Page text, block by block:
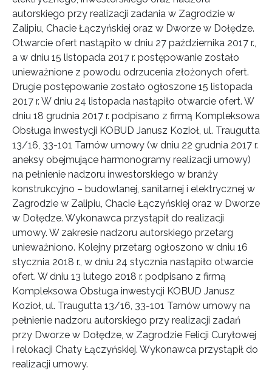
autorskiego przy realizacji zadania w Zagrodzie w
Zalipiu, Chacie Łączyńskiej oraz w Dworze w Dołędze.
Otwarcie ofert nastąpiło w dniu 27 października 2017 r.,
a w dniu 15 listopada 2017 r. postępowanie zostało
unieważnione z powodu odrzucenia złożonych ofert.
Drugie postępowanie zostało ogłoszone 15 listopada
2017 r. W dniu 24 listopada nastąpiło otwarcie ofert. W
dniu 18 grudnia 2017 r. podpisano z firmą Kompleksowa
Obsługa inwestycji KOBUD Janusz Kozioł, ul. Traugutta
13/16, 33-101 Tarnów umowy (w dniu 22 grudnia 2017 r.
aneksy obejmujące harmonogramy realizacji umowy)
na pełnienie nadzoru inwestorskiego w branży
konstrukcyjno – budowlanej, sanitarnej i elektrycznej w
Zagrodzie w Zalipiu, Chacie Łączyńskiej oraz w Dworze
w Dołędze. Wykonawca przystąpił do realizacji
umowy. W zakresie nadzoru autorskiego przetarg
unieważniono. Kolejny przetarg ogłoszono w dniu 16
stycznia 2018 r., w dniu 24 stycznia nastąpiło otwarcie
ofert. W dniu 13 lutego 2018 r. podpisano z firmą
Kompleksowa Obsługa inwestycji KOBUD Janusz
Kozioł, ul. Traugutta 13/16, 33-101 Tarnów umowy na
pełnienie nadzoru autorskiego przy realizacji zadań
przy Dworze w Dołędze, w Zagrodzie Felicji Curyłowej
i relokacji Chaty Łączyńskiej. Wykonawca przystąpił do
realizacji umowy.